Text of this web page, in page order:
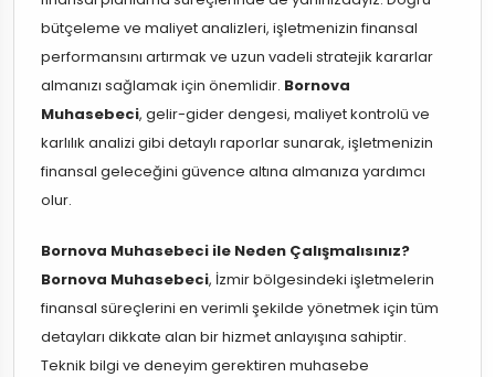
bütçeleme ve maliyet analizleri, işletmenizin finansal
performansını artırmak ve uzun vadeli stratejik kararlar
almanızı sağlamak için önemlidir. Bornova
Muhasebeci, gelir-gider dengesi, maliyet kontrolü ve
karlılık analizi gibi detaylı raporlar sunarak, işletmenizin
finansal geleceğini güvence altına almanıza yardımcı
olur.
Bornova Muhasebeci ile Neden Çalışmalısınız?
Bornova Muhasebeci, İzmir bölgesindeki işletmelerin
finansal süreçlerini en verimli şekilde yönetmek için tüm
detayları dikkate alan bir hizmet anlayışına sahiptir.
Teknik bilgi ve deneyim gerektiren muhasebe